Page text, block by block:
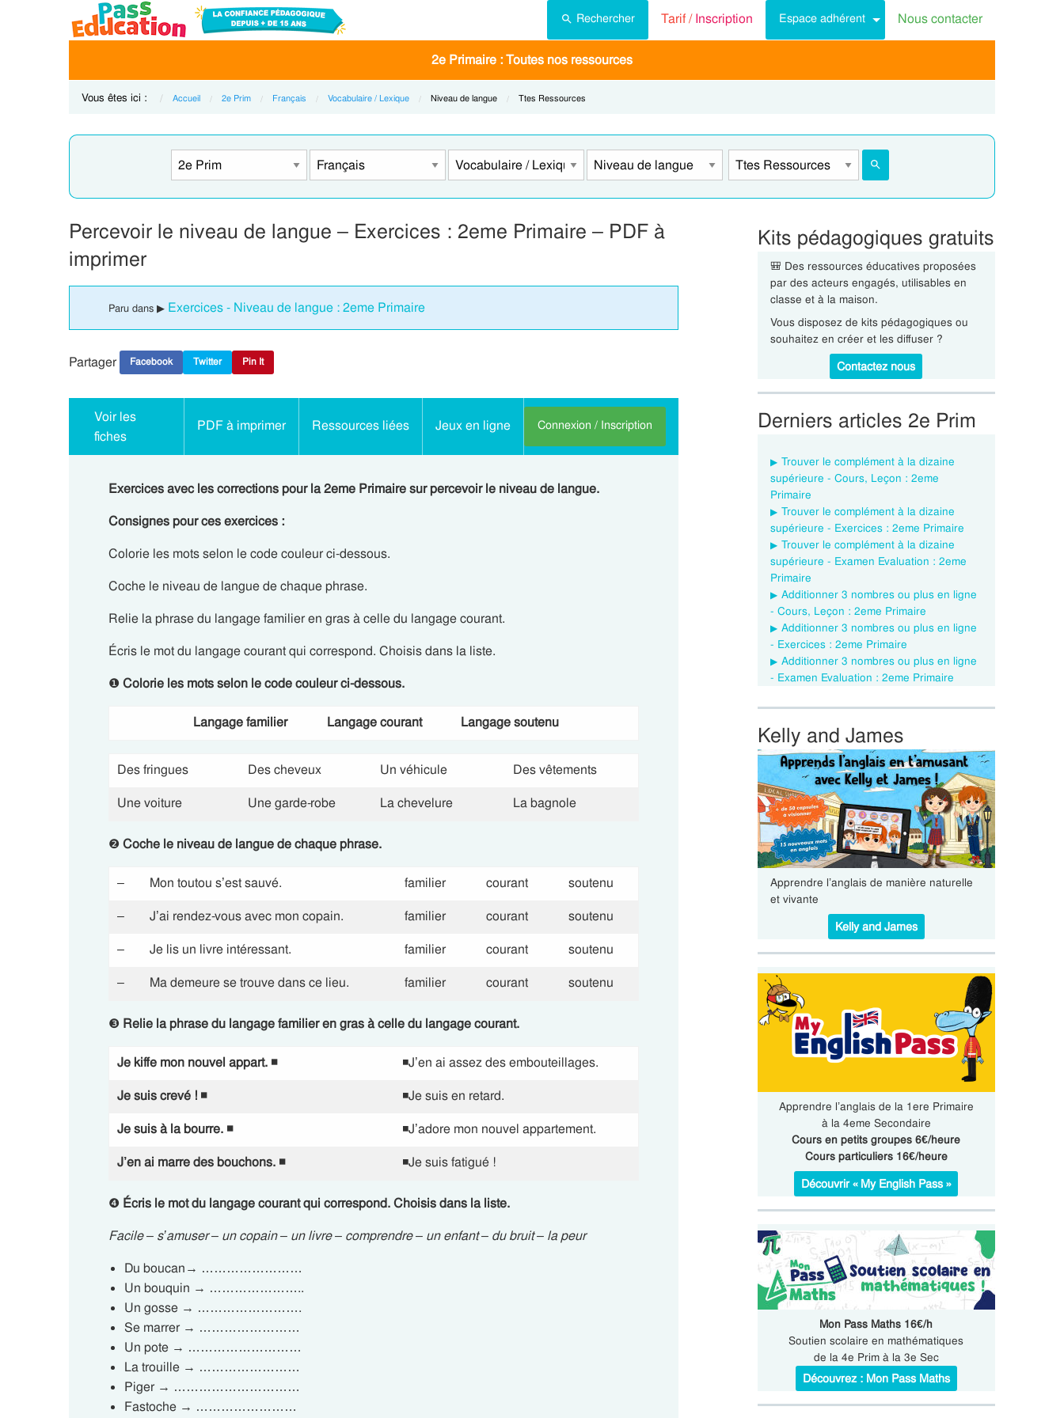
Rechercher Tarif /Inscription Espace adhérent Nous contacter
2e Primaire : Toutes nos ressources
Vous êtes ici : Accueil 2e Prim Français Vocabulaire / Lexique Current:
Niveau de langue Current:
Ttes Ressources
Percevoir le niveau de langue – Exercices : 2eme Primaire – PDF à
imprimer
Paru dans ▶ Exercices - Niveau de langue : 2eme Primaire
Partager Facebook Twitter Pin It
Voir les
fiches
PDF à imprimer Ressources liées Jeux en ligne Connexion / Inscription
Exercices avec les corrections pour la 2eme Primaire sur percevoir le niveau de langue.
Consignes pour ces exercices :
Colorie les mots selon le code couleur ci-dessous.
Coche le niveau de langue de chaque phrase.
Relie la phrase du langage familier en gras à celle du langage courant.
Écris le mot du langage courant qui correspond. Choisis dans la liste.
❶Colorie les mots selon le code couleur ci-dessous.
Langage familier Langage courant Langage soutenu
Des fringues Des cheveux Un véhicule
Des vêtements
Une voiture
Une garde-robe La chevelure La bagnole
❷Coche le niveau de langue de chaque phrase.
– Mon toutou s’est sauvé. familier courant
soutenu
– J’ai rendez-vous avec mon copain.
familier courant
soutenu
– Je lis un livre intéressant.
familier courant
soutenu
– Ma demeure se trouve dans ce lieu.
familier courant soutenu
❸ Relie la phrase du langage familier en gras à celle du langage courant.
Je kiffe mon nouvel appart. ◾
◾J’en ai assez des embouteillages.
Je suis crevé ! ◾
◾Je suis en retard.
Je suis à la bourre. ◾
◾J’adore mon nouvel appartement.
J’en ai marre des bouchons. ◾ ◾Je suis fatigué !
❹ Écris le mot du langage courant qui correspond. Choisis dans la liste.
Facile – s’amuser – un copain – un livre – comprendre – un enfant – du bruit – la peur
Du boucan→ ……………………
Un bouquin → …………………..
Un gosse → …………………….
Se marrer → ……………………
Un pote → ………………………
La trouille → ……………………
Piger → …………………………
Fastoche → ……………………
Kits pédagogiques gratuits
🎒 Des ressources éducatives proposées
par des acteurs engagés, utilisables en
classe et à la maison.
Vous disposez de kits pédagogiques ou
souhaitez en créer et les diffuser ?
Contactez nous
Derniers articles 2e Prim
Trouver le complément à la dizaine
supérieure - Cours, Leçon : 2eme
Primaire
Trouver le complément à la dizaine
supérieure - Exercices : 2eme Primaire
Trouver le complément à la dizaine
supérieure - Examen Evaluation : 2eme
Primaire
Additionner 3 nombres ou plus en ligne
- Cours, Leçon : 2eme Primaire
Additionner 3 nombres ou plus en ligne
- Exercices : 2eme Primaire
Additionner 3 nombres ou plus en ligne
- Examen Evaluation : 2eme Primaire
Kelly and James
Apprendre l’anglais de manière naturelle
et vivante
Kelly and James
Apprendre l’anglais de la 1ere Primaire
à la 4eme Secondaire
Cours en petits groupes 6€/heure
Cours particuliers 16€/heure
Découvrir « My English Pass »
Mon Pass Maths 16€/h
Soutien scolaire en mathématiques
de la 4e Prim à la 3e Sec
Découvrez : Mon Pass Maths